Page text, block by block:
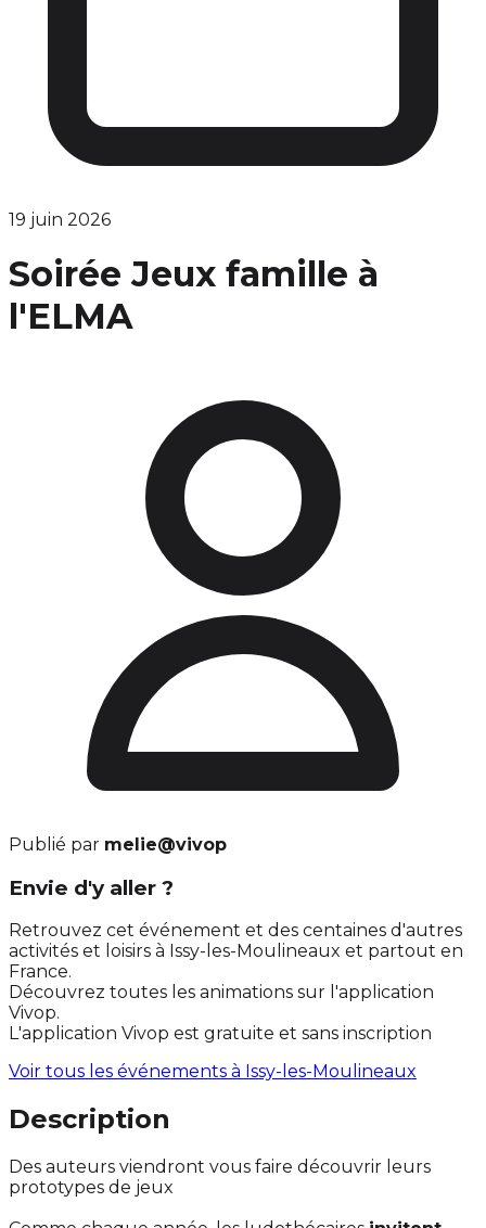
19 juin 2026
Soirée Jeux famille à
l'ELMA
Publié par melie@vivop
Envie d'y aller ?
Retrouvez cet événement et des centaines d'autres
activités et loisirs à Issy-les-Moulineaux et partout en
France.
Découvrez toutes les animations sur l'application
Vivop.
L'application Vivop est gratuite et sans inscription
Voir tous les événements à Issy-les-Moulineaux
Description
Des auteurs viendront vous faire découvrir leurs
prototypes de jeux